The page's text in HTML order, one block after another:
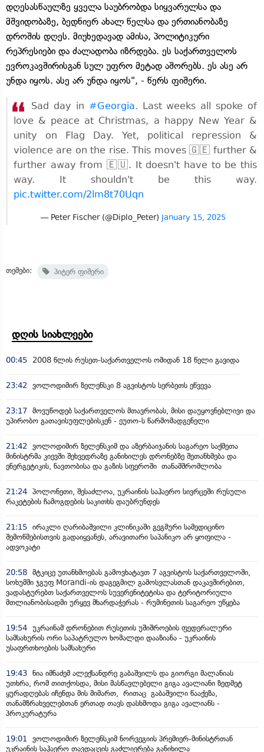
დღესასწაულზე ყველა საუბრობდა სიყვარულსა და
მშვიდობაზე, ბედნიერ ახალ წელსა და ერთიანობაზე
დროშის დღეს. მიუხედავად ამისა, პოლიტიკური
რეპრესიები და ძალადობა იზრდება. ეს საქართველოს
ევროკავშირისგან სულ უფრო მეტად აშორებს. ეს ასე არ
უნდა იყოს. ასე არ უნდა იყოს", - წერს ფიშერი.
Sad day in #Georgia. Last weeks all spoke of
love & peace at Christmas, a happy New Year &
unity on Flag Day. Yet, political repression &
violence are on the rise. This moves 🇬🇪 further &
further away from 🇪🇺. It doesn't have to be this
way. It shouldn't be this way.
pic.twitter.com/2lm8t70Uqn
— Peter Fischer (@Diplo_Peter) January 15, 2025
თემები: პიტერ ფიშერი
დღის სიახლეები
00:45 2008 წლის რუსეთ-საქართველოს ომიდან 18 წელი გავიდა
23:42 ვოლოდიმირ ზელენსკი 8 აგვისტოს სერბეთს ეწვევა
23:17 მოვუწოდებ საქართველოს მთავრობას, მისი დაუყოვნებლივი და
უპირობო გათავისუფლებისკენ - ეუთო-ს წარმომადგენელი
21:42
ვოლოდიმირ ზელენსკიმ და აზერბაიჯანის საგარეო საქმეთა
მინისტრმა კიევში შეხვედრაზე განიხილეს დრონებზე შეთანხმება და
ენერგეტიკის, ნავთობისა და გაზის სფეროში თანამშრომლობა
21:24 პოლონეთი, შესაძლოა, უკრაინის საჰაერო სივრცეში რუსული
რაკეტების ჩამოგდების საკითხს დაუბრუნდეს
21:15 ირაკლი ღარიბაშვილი კლინიკაში გეგმური სამედიცინო
შემოწმებისთვის გადაიყვანეს, არავითარი საპანიკო არ ყოფილა -
ადვოკატი
20:58 მტკიცე უთანხმოებას გამოვხატავთ 7 აგვისტოს საქართველოში,
სოხუმში ჯგუფ Morandi-ის დაგეგმილ გამოსვლასთან დაკავშირებით,
ვადასტურებთ საქართველოს სუვერენიტეტისა და ტერიტორიული
მთლიანობისადმი ურყევ მხარდაჭერას - რუმინეთის საგარეო უწყება
19:54 უკრაინამ დრონებით რუსეთის უშიშროების ფედერალური
სამსახურის ორი საპატრულო ხომალდი დააზიანა - უკრაინის
უსაფრთხოების სამსახური
19:43 ნია იმნაძემ ალექსანდრე გაბაშვილს და გიორგი მალანიას
უთხრა, რომ თითქოსდა, მისი მასწავლებელი გიგა ავალიანი ზედმეტ
ყურადღებას იჩენდა მის მიმართ, რითაც გაბაშვილი წააქეზა,
თანამზრახველებთან ერთად თავს დასხმოდა გიგა ავალიანს -
პროკურატურა
19:01
ვოლოდიმირ ზელენსკიმ ნორვეგიის პრემიერ-მინისტრთან
უკრაინის საჰაერო თავდაცვის გაძლიერება განიხილა